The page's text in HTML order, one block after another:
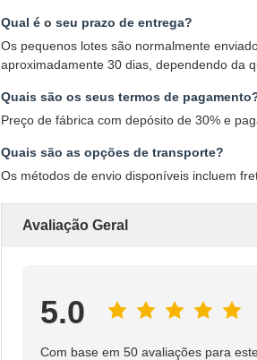
Qual é o seu prazo de entrega?
Os pequenos lotes são normalmente
aproximadamente 30 dias, dependendo da
Quais são os seus termos de
Preço de fábrica com depósito de 30% e
Quais são as opções de transporte?
Os métodos de envio disponíveis incluem
Avaliação Geral
5.0
Com base em 50 avaliações para